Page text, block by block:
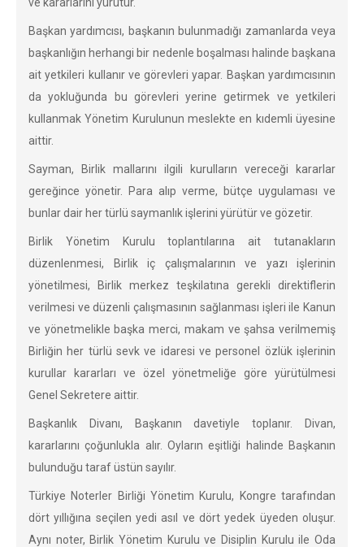
Başkan yardımcısı, başkanın bulunmadığı zamanlarda veya
başkanlığın herhangi bir nedenle boşalması halinde başkana
ait yetkileri kullanır ve görevleri yapar. Başkan yardımcısının
da yokluğunda bu görevleri yerine getirmek ve yetkileri
kullanmak Yönetim Kurulunun meslekte en kıdemli üyesine
aittir.
Sayman, Birlik mallarını ilgili kurulların vereceği kararlar
gereğince yönetir. Para alıp verme, bütçe uygulaması ve
bunlar dair her türlü saymanlık işlerini yürütür ve gözetir.
Birlik Yönetim Kurulu toplantılarına ait tutanakların
düzenlenmesi, Birlik iç çalışmalarının ve yazı işlerinin
yönetilmesi, Birlik merkez teşkilatına gerekli direktiflerin
verilmesi ve düzenli çalışmasının sağlanması işleri ile Kanun
ve yönetmelikle başka merci, makam ve şahsa verilmemiş
Birliğin her türlü sevk ve idaresi ve personel özlük işlerinin
kurullar kararları ve özel yönetmeliğe göre yürütülmesi
Genel Sekretere aittir.
Başkanlık Divanı, Başkanın davetiyle toplanır. Divan,
kararlarını çoğunlukla alır. Oyların eşitliği halinde Başkanın
bulunduğu taraf üstün sayılır.
Türkiye Noterler Birliği Yönetim Kurulu, Kongre tarafından
dört yıllığına seçilen yedi asıl ve dört yedek üyeden oluşur.
Aynı noter, Birlik Yönetim Kurulu ve Disiplin Kurulu ile Oda